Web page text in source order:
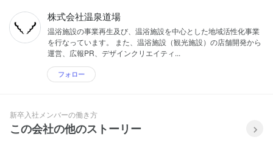
株式会社温泉道場
温浴施設の事業再生及び、温浴施設を中心とした地域活性化事業
を行なっています。 また、温浴施設（観光施設）の店舗開発から
運営、広報PR、デザインクリエイティ...
フォロー
新卒入社メンバーの働き方
この会社の他のストーリー